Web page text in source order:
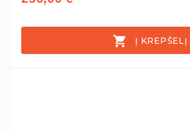
Į KREPŠELĮ